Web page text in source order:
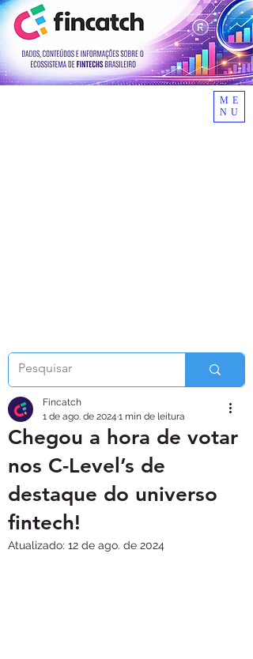
ME
NU
Chegou a hora de votar
nos C-Level’s de
destaque do universo
fintech!
Fincatch
1 de ago. de 2024 1 min de leitura
Atualizado: 12 de ago. de 2024